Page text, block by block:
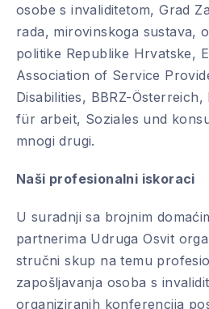
osobe s invaliditetom, Grad
rada, mirovinskoga sustava,
politike Republike Hrvatske,
Association of Service
Disabilities, BBRZ-
für arbeit, Soziales und
mnogi drugi.
Naši profesionalni iskoraci
U suradnji sa brojnim
partnerima Udruga Osvit
stručni skup na temu
zapošljavanja osoba s
organiziranih konferencija